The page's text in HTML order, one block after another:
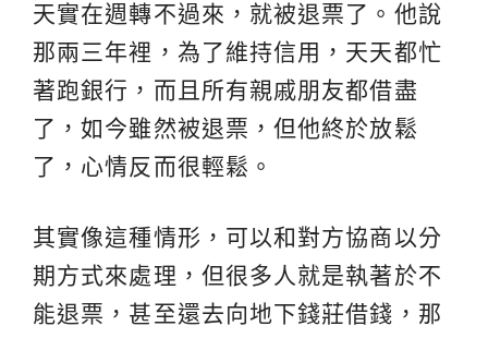
天實在週轉不過來，就被退票了。他說
那兩三年裡，為了維持信用，天天都忙
著跑銀行，而且所有親戚朋友都借盡
了，如今雖然被退票，但他終於放鬆
了，心情反而很輕鬆。
其實像這種情形，可以和對方協商以分
期方式來處理，但很多人就是執著於不
能退票，甚至還去向地下錢莊借錢，那